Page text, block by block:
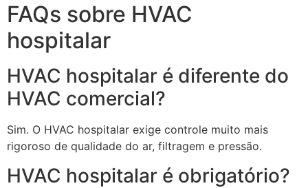
FAQs sobre HVAC
hospitalar
HVAC hospitalar é diferente do
HVAC comercial?
Sim. O HVAC hospitalar exige controle muito mais
rigoroso de qualidade do ar, filtragem e pressão.
HVAC hospitalar é obrigatório?